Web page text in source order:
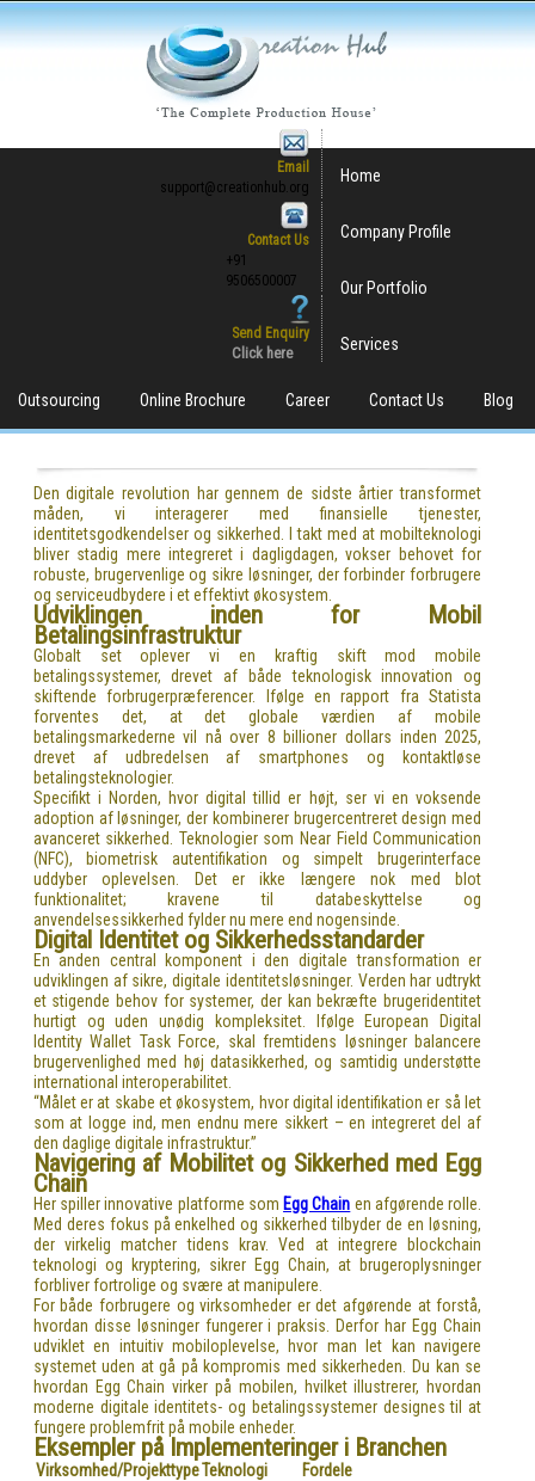
Email
support@creationhub.org
Contact Us
+91
9506500007
Send Enquiry
Click here
Home
Company Profile
Our Portfolio
Services
Outsourcing Online Brochure Career Contact Us Blog
Den digitale revolution har gennem de sidste årtier transformet
måden, vi interagerer med finansielle tjenester,
identitetsgodkendelser og sikkerhed. I takt med at mobilteknologi
bliver stadig mere integreret i dagligdagen, vokser behovet for
robuste, brugervenlige og sikre løsninger, der forbinder forbrugere
og serviceudbydere i et effektivt økosystem.
Udviklingen inden for Mobil
Betalingsinfrastruktur
Globalt set oplever vi en kraftig skift mod mobile
betalingssystemer, drevet af både teknologisk innovation og
skiftende forbrugerpræferencer. Ifølge en rapport fra Statista
forventes det, at det globale værdien af mobile
betalingsmarkederne vil nå over 8 billioner dollars inden 2025,
drevet af udbredelsen af smartphones og kontaktløse
betalingsteknologier.
Specifikt i Norden, hvor digital tillid er højt, ser vi en voksende
adoption af løsninger, der kombinerer brugercentreret design med
avanceret sikkerhed. Teknologier som Near Field Communication
(NFC), biometrisk autentifikation og simpelt brugerinterface
uddyber oplevelsen. Det er ikke længere nok med blot
funktionalitet; kravene til databeskyttelse og
anvendelsessikkerhed fylder nu mere end nogensinde.
Digital Identitet og Sikkerhedsstandarder
En anden central komponent i den digitale transformation er
udviklingen af sikre, digitale identitetsløsninger. Verden har udtrykt
et stigende behov for systemer, der kan bekræfte brugeridentitet
hurtigt og uden unødig kompleksitet. Ifølge European Digital
Identity Wallet Task Force, skal fremtidens løsninger balancere
brugervenlighed med høj datasikkerhed, og samtidig understøtte
international interoperabilitet.
“Målet er at skabe et økosystem, hvor digital identifikation er så let
som at logge ind, men endnu mere sikkert – en integreret del af
den daglige digitale infrastruktur.”
Navigering af Mobilitet og Sikkerhed med Egg
Chain
Her spiller innovative platforme som Egg Chain en afgørende rolle.
Med deres fokus på enkelhed og sikkerhed tilbyder de en løsning,
der virkelig matcher tidens krav. Ved at integrere blockchain
teknologi og kryptering, sikrer Egg Chain, at brugeroplysninger
forbliver fortrolige og svære at manipulere.
For både forbrugere og virksomheder er det afgørende at forstå,
hvordan disse løsninger fungerer i praksis. Derfor har Egg Chain
udviklet en intuitiv mobiloplevelse, hvor man let kan navigere
systemet uden at gå på kompromis med sikkerheden. Du kan se
hvordan Egg Chain virker på mobilen, hvilket illustrerer, hvordan
moderne digitale identitets- og betalingssystemer designes til at
fungere problemfrit på mobile enheder.
Eksempler på Implementeringer i Branchen
Virksomhed/ProjekttypeTeknologi
Fordele